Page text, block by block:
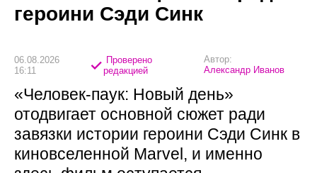
героини Сэди Синк
06.08.2026
16:11
Проверено
редакцией
Автор:
Александр Иванов
«Человек-паук: Новый день»
отодвигает основной сюжет ради
завязки истории героини Сэди Синк в
киновселенной Marvel, и именно